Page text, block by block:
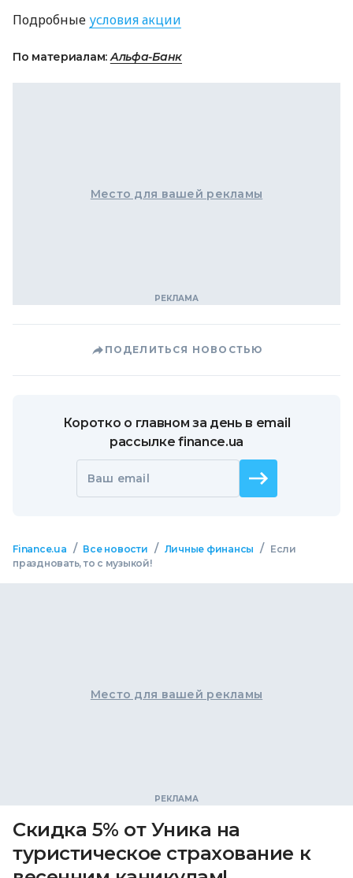
Подробные условия акции
По материалам:Альфа-Банк
Место для вашей рекламы
ПОДЕЛИТЬСЯ НОВОСТЬЮ
Коротко о главном за день в email
рассылке finance.ua
Ваш email
Finance.ua / Все новости / Личные финансы /
Если
праздновать, то с музыкой!
Место для вашей рекламы
Скидка 5% от Уника на
туристическое страхование к